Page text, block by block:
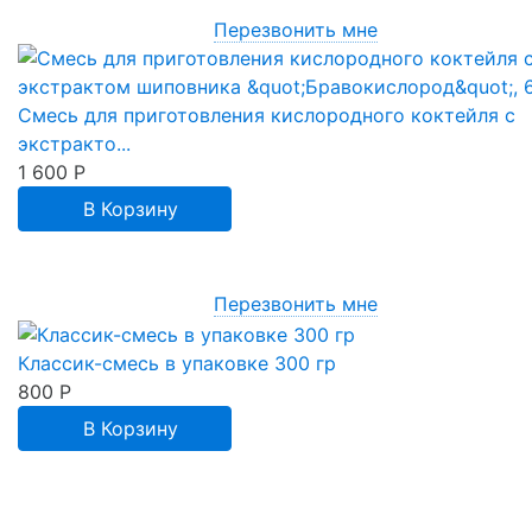
Перезвонить мне
Смесь для приготовления кислородного коктейля с
экстракто...
1 600 Р
В Корзину
Перезвонить мне
Классик-смесь в упаковке 300 гр
800 Р
В Корзину